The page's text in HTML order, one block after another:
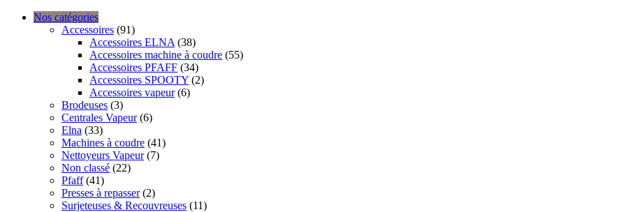
Nos catégories
Accessoires (91)
Accessoires ELNA (38)
Accessoires machine à coudre (55)
Accessoires PFAFF (34)
Accessoires SPOOTY (2)
Accessoires vapeur(6)
Brodeuses (3)
Centrales Vapeur(6)
Elna (33)
Machines à coudre (41)
Nettoyeurs Vapeur(7)
Non classé (22)
Pfaff(41)
Presses à repasser(2)
Surjeteuses & Recouvreuses (11)